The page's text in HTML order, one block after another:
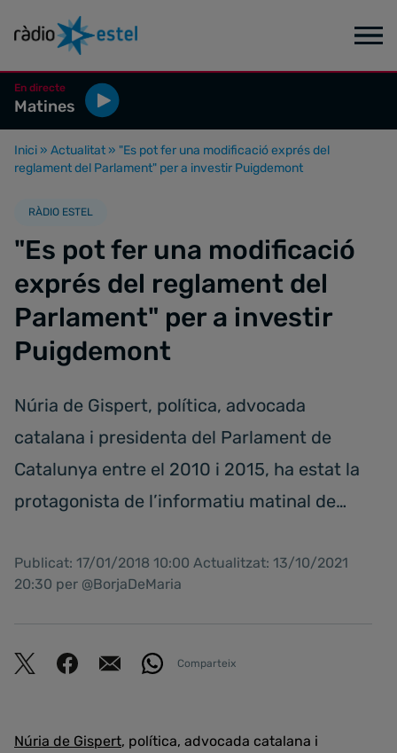
En directe
Matines
Inici » Actualitat » "Es pot fer una modificació exprés del
reglament del Parlament" per a investir Puigdemont
RÀDIO ESTEL
"Es pot fer una modificació
exprés del reglament del
Parlament" per a investir
Puigdemont
Núria de Gispert, política, advocada
catalana i presidenta del Parlament de
Catalunya entre el 2010 i 2015, ha estat la
protagonista de l’informatiu matinal de…
Publicat: 17/01/2018 10:00 Actualitzat: 13/10/2021
20:30 per @BorjaDeMaria
Comparteix
Núria de Gispert, política, advocada catalana i